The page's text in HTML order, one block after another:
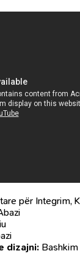
për Integrim,
dizajni: